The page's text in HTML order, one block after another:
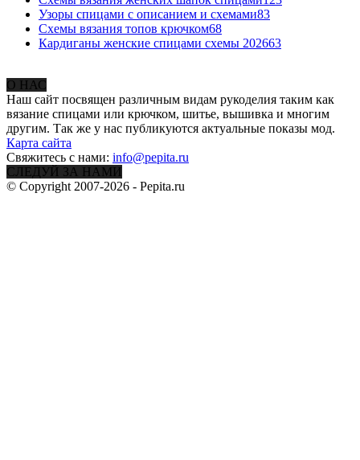
Узоры спицами с описанием и схемами83
Схемы вязания топов крючком68
Кардиганы женские спицами схемы 202663
О НАС
Наш сайт посвящен различным видам рукоделия таким как
вязание спицами или крючком, шитье, вышивка и многим
другим. Так же у нас публикуются актуальные показы мод.
Карта сайта
Свяжитесь с нами: info@pepita.ru
СЛЕДУЙ ЗА НАМИ
© Copyright 2007-2026 - Pepita.ru